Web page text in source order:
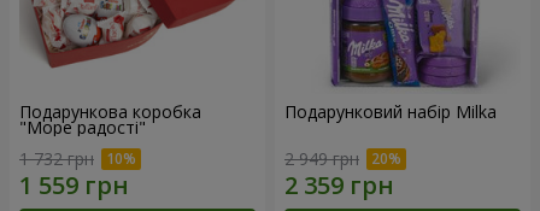
Подарункова коробка
"Море радості"
1 732 грн
Подарунковий набір Milka
2 949 грн